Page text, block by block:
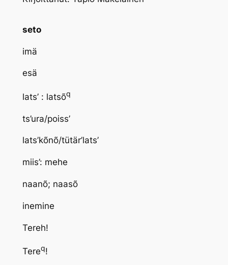
seto
imä
esä
lats’ : latsõq
ts’ura/poiss’
lats’kõnõ/tütär’lats’
miis’: mehe
naanõ; naasõ
inemine
Tereh!
Tereq!